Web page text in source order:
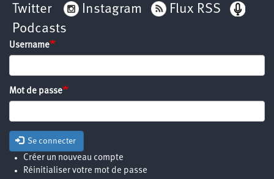
Twitter
Instagram
Flux RSS
Podcasts
Username
Mot de passe
Se connecter
Créer un nouveau compte
Réinitialiser votre mot de passe